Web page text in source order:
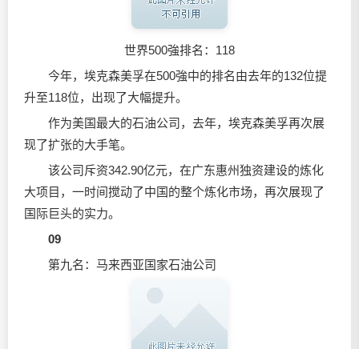
世界500強排名：118
今年，埃克森美孚在500強中的排名由去年的132位提
升至118位，出现了大幅提升。
作为美国最大的石油公司，去年，埃克森美孚再次展
现了扩张的大手笔。
该公司斥资342.90亿元，在广东惠州独资建设的炼化
大项目，一时间搅动了中国的整个炼化市场，再次展现了
国际巨头的实力。
09
第九名：马来西亚国家石油公司